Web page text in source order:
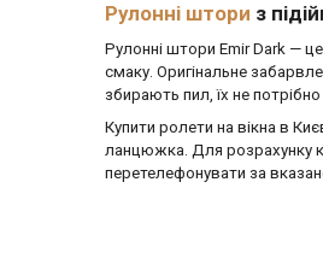
Рулонні штори з
Рулонні штори Emir Dark — це
смаку. Оригінальне
збирають пил, їх не
Купити ролети на вікна в
ланцюжка. Для розрахунку
перетелефонувати за